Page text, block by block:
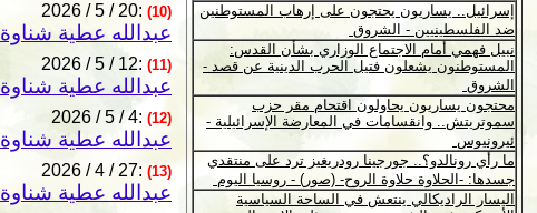
2026 / 5 / 20: (10)
عبدالله عطية شناوة
2026 / 5 / 12: (11)
عبدالله عطية شناوة
2026 / 5 / 4: (12)
عبدالله عطية شناوة
2026 / 4 / 27: (13)
عبدالله عطية شناوة